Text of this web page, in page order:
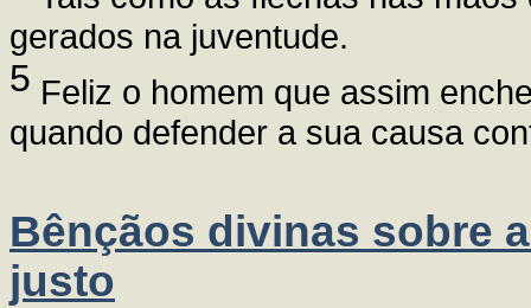
gerados na juventude.
5 Feliz o homem que assim
quando defender a sua causa
Bênçãos divinas sobre
justo